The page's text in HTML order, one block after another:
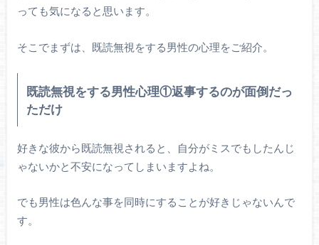
っても気になると思います。
そこでまずは、既読無視をする男性の心理をご紹介。
既読無視をする男性心理①返事するのが面倒だっ
ただけ
好きな彼から既読無視されると、自分がミスでもしたんじ
ゃないかと不安になってしまいますよね。
でも男性は色んな事を同時にすることが好きじゃないんで
す。